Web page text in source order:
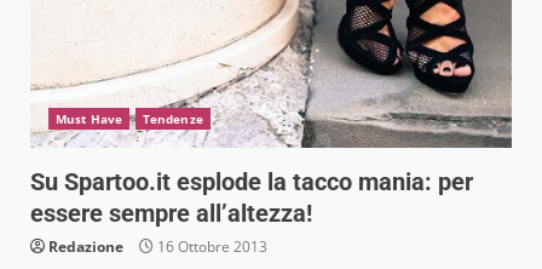
Must Have Tendenze
Su Spartoo.it esplode la tacco mania: per
essere sempre all’altezza!
Redazione 16 Ottobre 2013